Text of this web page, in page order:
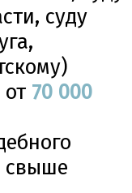
суду
70 000
свыше